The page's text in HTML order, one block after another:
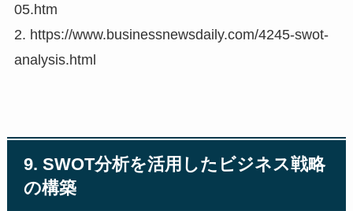
05.htm
2. https://www.businessnewsdaily.com/4245-swot-
analysis.html
9. SWOT分析を活用したビジネス戦略
の構築